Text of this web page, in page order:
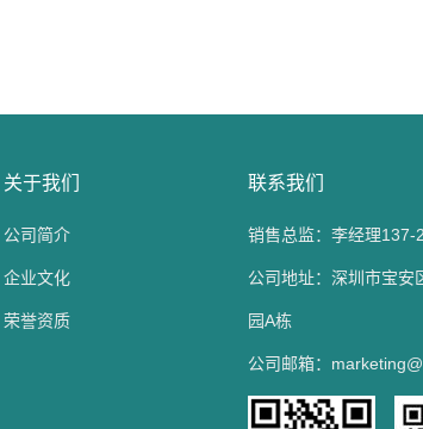
关于我们
公司简介
企业文化
荣誉资质
联系我们
销售总监：李经理137-
公司地址：深圳市宝安
园A栋
公司邮箱：